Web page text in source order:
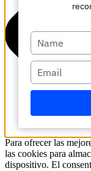
Para ofrecer las
las cookies para
dispositivo. El
Escriba
su
nombre
Escriba
su
correo